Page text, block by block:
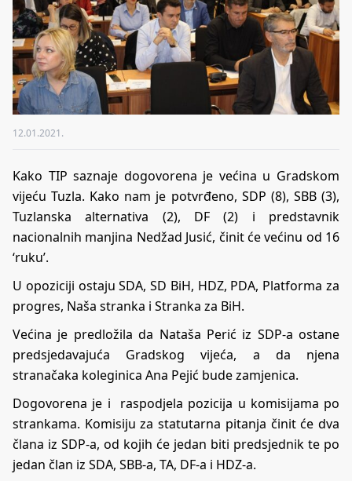
12.01.2021.
Kako TIP saznaje dogovorena je većina u Gradskom
vijeću Tuzla. Kako nam je potvrđeno, SDP (8), SBB (3),
Tuzlanska alternativa (2), DF (2) i predstavnik
nacionalnih manjina Nedžad Jusić, činit će većinu od 16
‘ruku’.
U opoziciji ostaju SDA, SD BiH, HDZ, PDA, Platforma za
progres, Naša stranka i Stranka za BiH.
Većina je predložila da Nataša Perić iz SDP-a ostane
predsjedavajuća Gradskog vijeća, a da njena
stranačaka koleginica Ana Pejić bude zamjenica.
Dogovorena je i raspodjela pozicija u komisijama po
strankama. Komisiju za statutarna pitanja činit će dva
člana iz SDP-a, od kojih će jedan biti predsjednik te po
jedan član iz SDA, SBB-a, TA, DF-a i HDZ-a.